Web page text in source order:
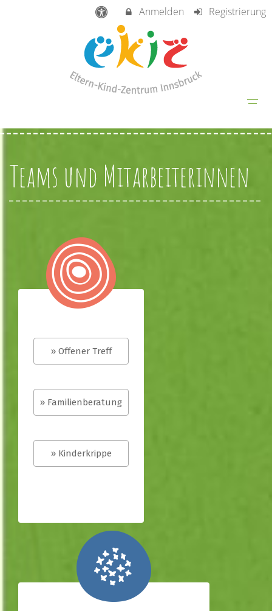
Anmelden Registrierung
Teams und Mitarbeiterinnen
» Offener Treff
» Familienberatung
» Kinderkrippe